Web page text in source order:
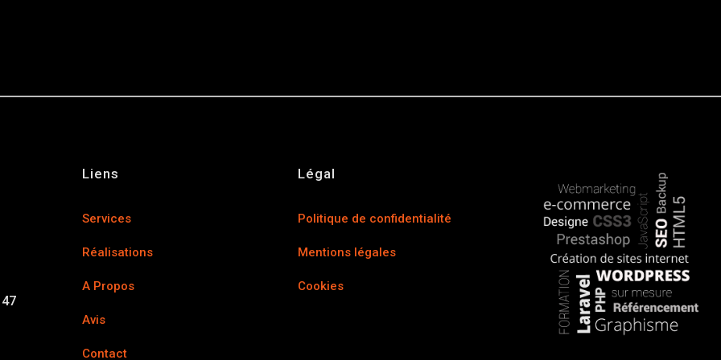
des cookies
Liens
Services
Réalisations
A Propos
Avis
Contact
Légal
Politique de confidentialité
Mentions légales
Cookies